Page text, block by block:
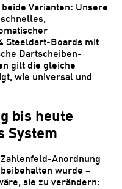
Varianten: Unsere
Steeldart-Boards mit
Dartscheiben-
gilt die gleiche
wie universal und
bis heute
System
Anordnung
wurde –
sie zu verändern: